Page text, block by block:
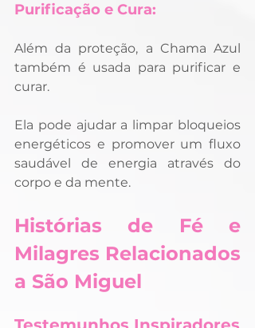
Purificação e Cura:
Além da proteção, a Chama Azul
também é usada para purificar e
curar.
Ela pode ajudar a limpar bloqueios
energéticos e promover um fluxo
saudável de energia através do
corpo e da mente.
Histórias de Fé e
Milagres Relacionados
a São Miguel